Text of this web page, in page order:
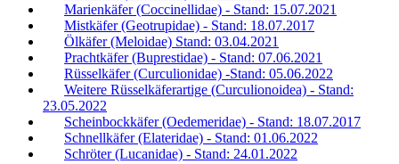
Marienkäfer (Coccinellidae) - Stand: 15.07.2021
Mistkäfer (Geotrupidae) - Stand: 18.07.2017
Ölkäfer (Meloidae) Stand: 03.04.2021
Prachtkäfer (Buprestidae) - Stand: 07.06.2021
Rüsselkäfer (Curculionidae) -Stand: 05.06.2022
Weitere Rüsselkäferartige (Curculionoidea) - Stand:
23.05.2022
Scheinbockkäfer (Oedemeridae) - Stand: 18.07.2017
Schnellkäfer (Elateridae) - Stand: 01.06.2022
Schröter (Lucanidae) - Stand: 24.01.2022